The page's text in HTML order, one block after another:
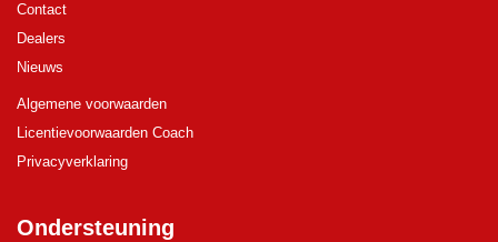
Contact
Dealers
Nieuws
Algemene voorwaarden
Licentievoorwaarden Coach
Privacyverklaring
Ondersteuning